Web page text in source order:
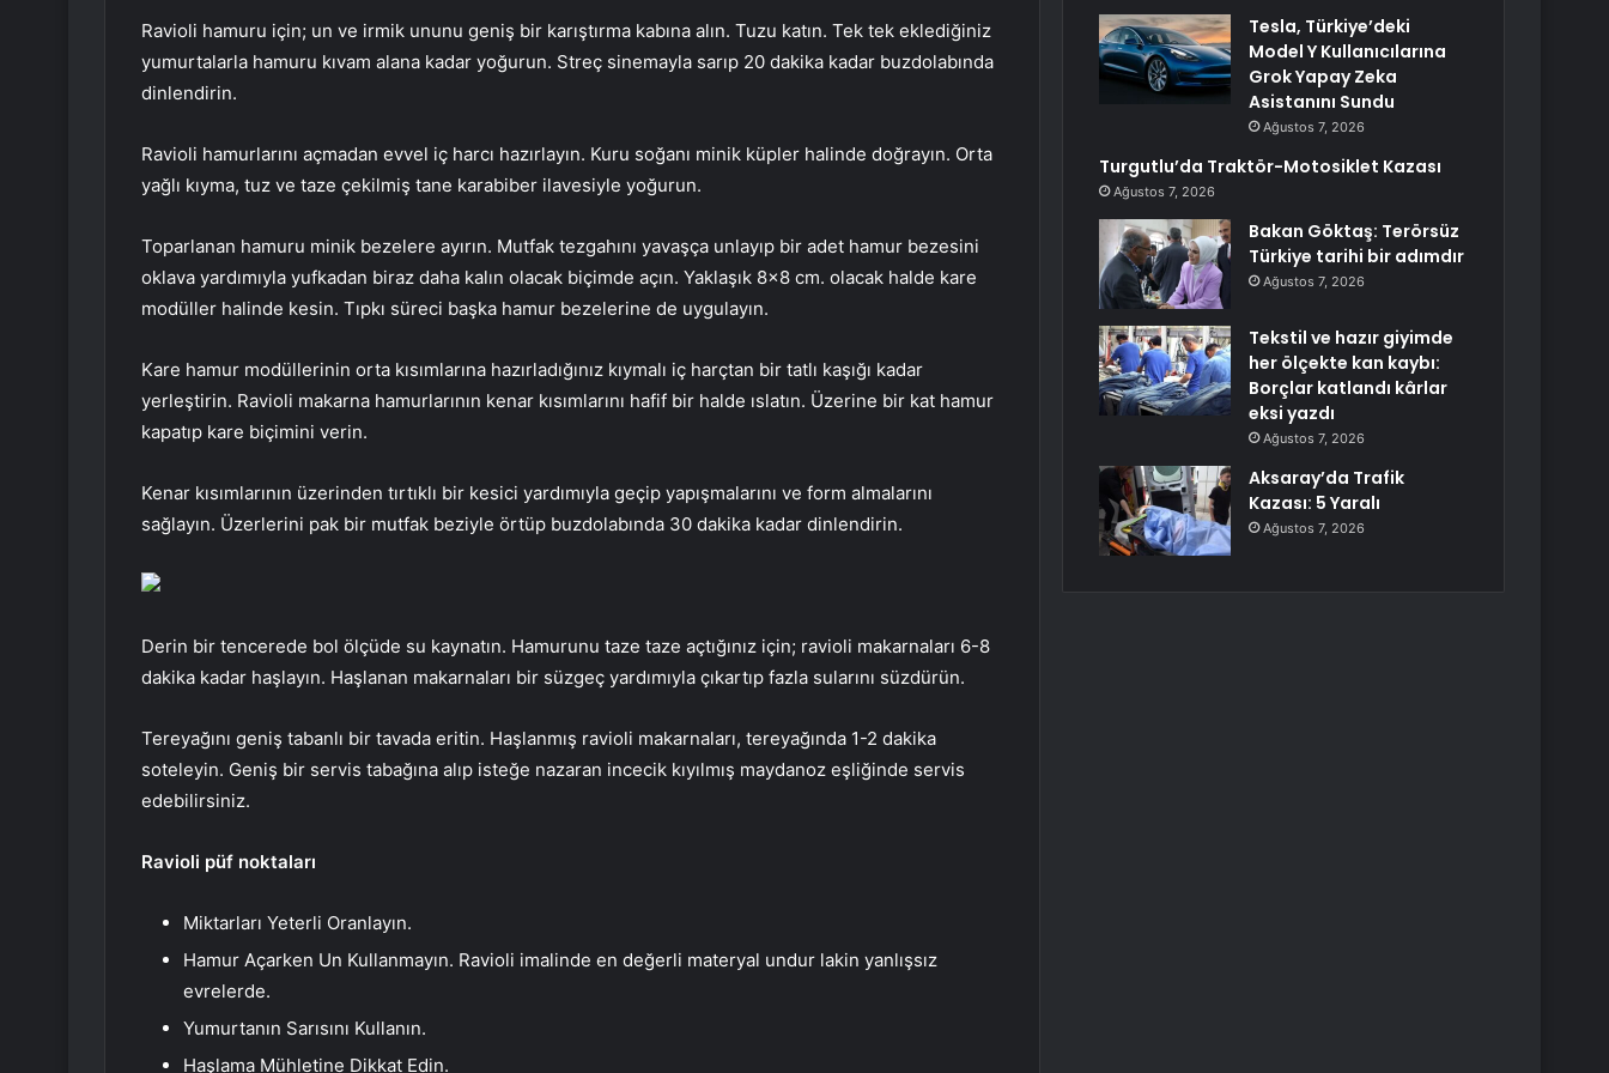
Ravioli hamuru için; un ve irmik ununu geniş bir karıştırma kabına alın. Tuzu katın. Tek tek eklediğiniz
yumurtalarla hamuru kıvam alana kadar yoğurun. Streç sinemayla sarıp 20 dakika kadar buzdolabında
dinlendirin.
Ravioli hamurlarını açmadan evvel iç harcı hazırlayın. Kuru soğanı minik küpler halinde doğrayın. Orta
yağlı kıyma, tuz ve taze çekilmiş tane karabiber ilavesiyle yoğurun.
Toparlanan hamuru minik bezelere ayırın. Mutfak tezgahını yavaşça unlayıp bir adet hamur bezesini
oklava yardımıyla yufkadan biraz daha kalın olacak biçimde açın. Yaklaşık 8×8 cm. olacak halde kare
modüller halinde kesin. Tıpkı süreci başka hamur bezelerine de uygulayın.
Kare hamur modüllerinin orta kısımlarına hazırladığınız kıymalı iç harçtan bir tatlı kaşığı kadar
yerleştirin. Ravioli makarna hamurlarının kenar kısımlarını hafif bir halde ıslatın. Üzerine bir kat hamur
kapatıp kare biçimini verin.
Kenar kısımlarının üzerinden tırtıklı bir kesici yardımıyla geçip yapışmalarını ve form almalarını
sağlayın. Üzerlerini pak bir mutfak beziyle örtüp buzdolabında 30 dakika kadar dinlendirin.
Derin bir tencerede bol ölçüde su kaynatın. Hamurunu taze taze açtığınız için; ravioli makarnaları 6-8
dakika kadar haşlayın. Haşlanan makarnaları bir süzgeç yardımıyla çıkartıp fazla sularını süzdürün.
Tereyağını geniş tabanlı bir tavada eritin. Haşlanmış ravioli makarnaları, tereyağında 1-2 dakika
soteleyin. Geniş bir servis tabağına alıp isteğe nazaran incecik kıyılmış maydanoz eşliğinde servis
edebilirsiniz.
Ravioli püf noktaları
Miktarları Yeterli Oranlayın.
Hamur Açarken Un Kullanmayın. Ravioli imalinde en değerli materyal undur lakin yanlışsız
evrelerde.
Yumurtanın Sarısını Kullanın.
Haşlama Mühletine Dikkat Edin.
Tesla, Türkiye’deki
Model Y Kullanıcılarına
Grok Yapay Zeka
Asistanını Sundu
Ağustos 7, 2026
Turgutlu’da Traktör-Motosiklet Kazası
Ağustos 7, 2026
Bakan Göktaş: Terörsüz
Türkiye tarihi bir adımdır
Ağustos 7, 2026
Tekstil ve hazır giyimde
her ölçekte kan kaybı:
Borçlar katlandı kârlar
eksi yazdı
Ağustos 7, 2026
Aksaray’da Trafik
Kazası: 5 Yaralı
Ağustos 7, 2026